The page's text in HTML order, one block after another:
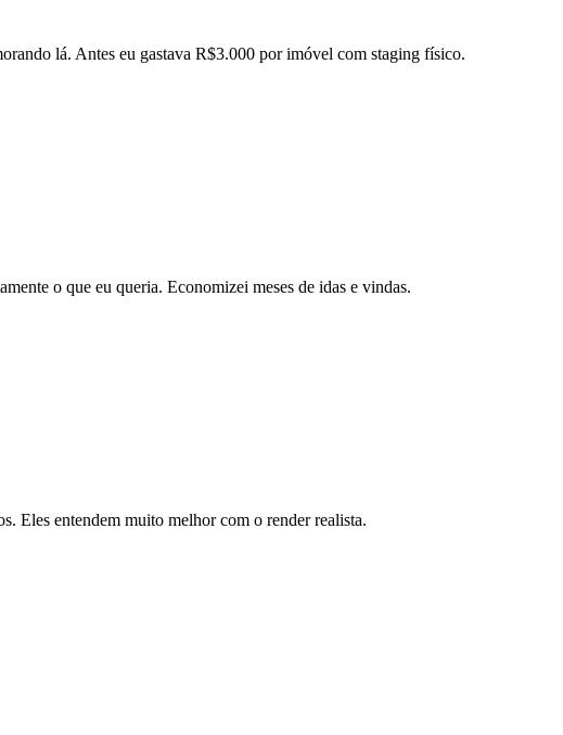
lá. Antes eu gastava R$3.000 por imóvel com staging físico.
o que eu queria. Economizei meses de idas e vindas.
Eles entendem muito melhor com o render realista.